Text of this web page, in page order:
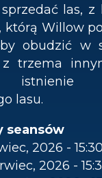
las, z
którą Willow
obudzić w
trzema
lasu.
seansów
2026 - 15:30
2026 -